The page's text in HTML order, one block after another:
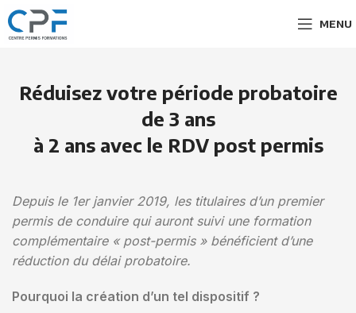
MENU
Réduisez votre période probatoire
de 3 ans
à 2 ans avec le RDV post permis
Depuis le 1er janvier 2019, les titulaires d’un premier
permis de conduire qui auront suivi une formation
complémentaire « post-permis » bénéficient d’une
réduction du délai probatoire.
Pourquoi la création d’un tel dispositif ?